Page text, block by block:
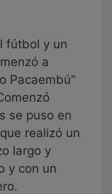
fútbol y un
a
Pacaembú"
se puso en
realizó un
largo y
y con un